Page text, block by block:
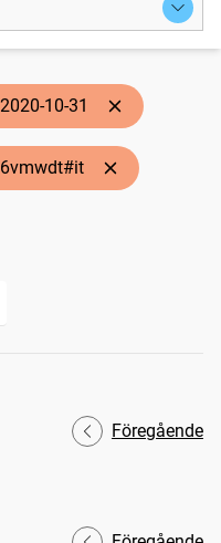
10-31
Föregående